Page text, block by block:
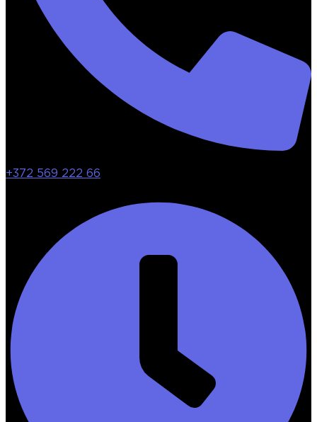
+372 569 222 66